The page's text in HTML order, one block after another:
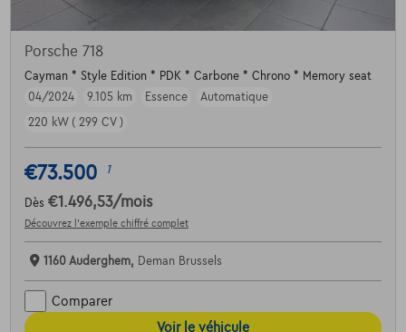
Porsche 718
Cayman * Style Edition * PDK * Carbone * Chrono * Memory seat
04/2024
9.105 km Essence
Automatique
220 kW ( 299 CV )
€73.500 1
Dès €1.496,53/mois
Découvrez l’exemple chiffré complet
1160 Auderghem, Deman Brussels
Comparer
Voir le véhicule